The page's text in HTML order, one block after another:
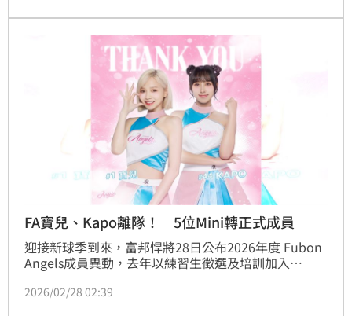
心。」記者林汝珊
FA寶兒、Kapo離隊！ 5位Mini轉正式成員
迎接新球季到來，富邦悍將28日公布2026年度 Fubon
Angels成員異動，去年以練習生徵選及培訓加入
Laynee，在新球季升格成為Fubon Angels的正式成
2026/02/28 02:39